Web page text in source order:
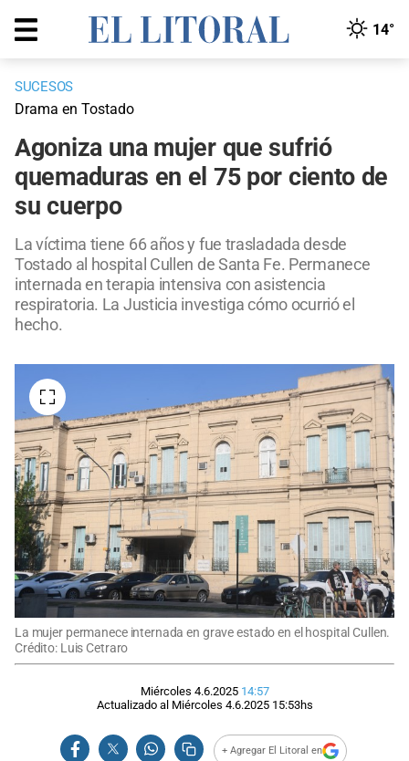
14°
SUCESOS
Drama en Tostado
Agoniza una mujer que sufrió
quemaduras en el 75 por ciento de
su cuerpo
La víctima tiene 66 años y fue trasladada desde
Tostado al hospital Cullen de Santa Fe. Permanece
internada en terapia intensiva con asistencia
respiratoria. La Justicia investiga cómo ocurrió el
hecho.
La mujer permanece internada en grave estado en el hospital Cullen.
Crédito: Luis Cetraro
Miércoles 4.6.2025 14:57
Actualizado al Miércoles 4.6.2025 15:53hs
+ Agregar El Litoral en